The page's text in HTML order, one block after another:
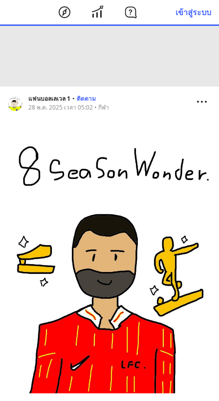
เข้าสู่ระบบ
แฟนบอลเลเวล 1 • ติดตาม
28 พ.ค. 2025 เวลา 05:02 • กีฬา